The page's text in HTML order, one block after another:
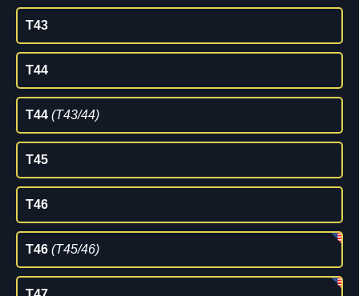
T43
T44
T44 (T43/44)
T45
T46
T46 (T45/46)